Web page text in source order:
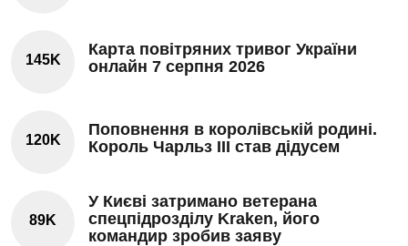
145K
Карта повітряних тривог України
онлайн 7 серпня 2026
120K
Поповнення в королівській родині.
Король Чарльз III став дідусем
89K
У Києві затримано ветерана
спецпідрозділу Kraken, його
командир зробив заяву